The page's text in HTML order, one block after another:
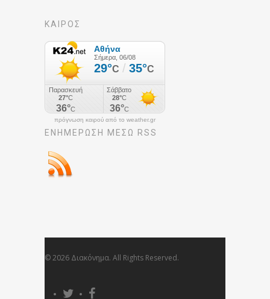
ΚΑΙΡΟΣ
πρόγνωση καιρού από το weather.gr
ΕΝΗΜΈΡΩΣΉ ΜΕΣΩ RSS
© 2026 Διακόνημα. All Rights Reserved.